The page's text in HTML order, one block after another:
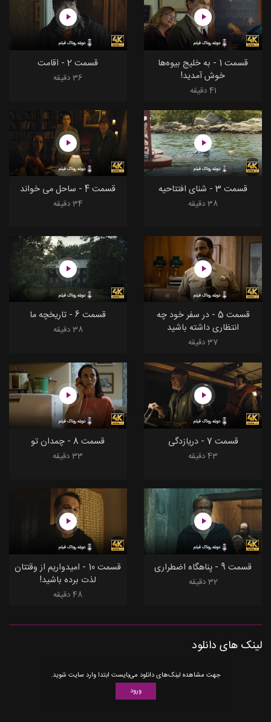
دوبله روناک فیلم
قسمت 1 - به خلیج بیوه‌ها
خوش آمدید!
41 دقیقه
دوبله روناک فیلم
قسمت 2 - اقامت
36 دقیقه
دوبله روناک فیلم
قسمت 3 - شنای افتتاحیه
38 دقیقه
دوبله روناک فیلم
قسمت 4 - ساحل می خواند
34 دقیقه
دوبله روناک فیلم
قسمت 5 - در سفر خود چه
انتظاری داشته باشید
37 دقیقه
دوبله روناک فیلم
قسمت 6 - تاریخچه ما
38 دقیقه
دوبله روناک فیلم
قسمت 7 - دریازدگی
43 دقیقه
دوبله روناک فیلم
قسمت 8 - چمدان تو
33 دقیقه
دوبله روناک فیلم
قسمت 9 - پناهگاه اضطراری
32 دقیقه
دوبله روناک فیلم
قسمت 10 - امیدواریم از وقتتان
لذت برده باشید!
48 دقیقه
لینک های دانلود
جهت مشاهده لینک‌های دانلود می‌بایست ابتدا وارد سایت شوید.
ورود